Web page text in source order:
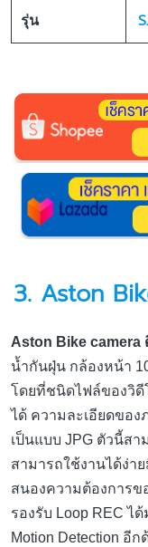
รุ่น
3. Aston
Aston Bike camera
น้ำกันฝุ่น กล้องหน้า
โดยที่ชนิดไฟล์ของวิดี
ได้ ความละเอียดของ
เป็นแบบ JPG ตัวนี้สา
สามารถใช้งานได้ง่า
สนองความต้องการข
รองรับ Loop REC ไ
Motion Detection อี